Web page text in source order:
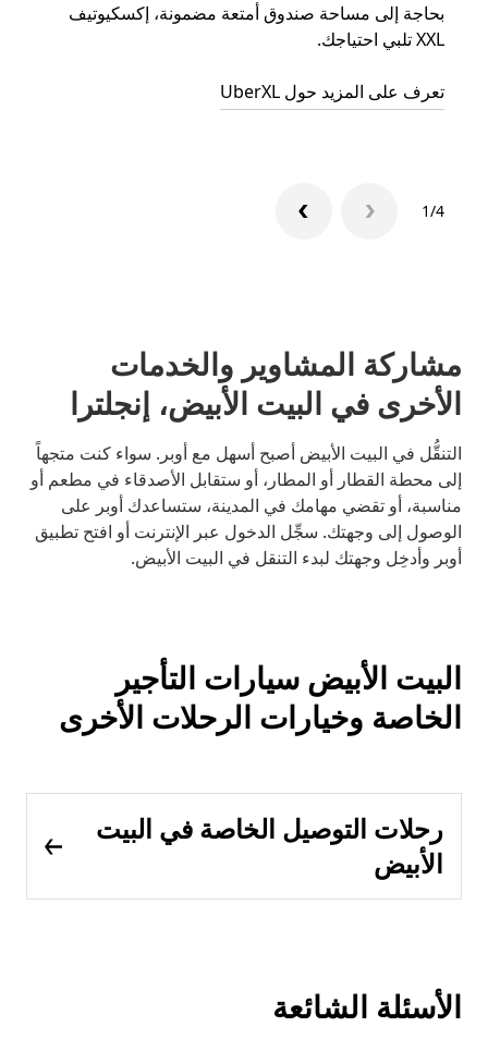
بحاجة إلى مساحة صندوق أمتعة مضمونة، إكسكيوتيف
XXL تلبي احتياجك.
تعرف على المزيد حول UberXL
1/4
مشاركة المشاوير والخدمات
الأخرى في البيت الأبيض، إنجلترا
التنقُّل في البيت الأبيض أصبح أسهل مع أوبر. سواء كنت متجهاً
إلى محطة القطار أو المطار، أو ستقابل الأصدقاء في مطعم أو
مناسبة، أو تقضي مهامك في المدينة، ستساعدك أوبر على
الوصول إلى وجهتك. سجِّل الدخول عبر الإنترنت أو افتح تطبيق
أوبر وأدخِل وجهتك لبدء التنقل في البيت الأبيض.
البيت الأبيض سيارات التأجير
الخاصة وخيارات الرحلات الأخرى
رحلات التوصيل الخاصة في البيت
الأبيض
الأسئلة الشائعة